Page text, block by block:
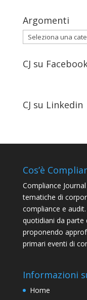
Argomenti
Argomenti
CJ su
CJ su Linkedin
Cos’è
Compliance
tematiche di
compliance e
quotidiani da parte
proponendo
primari eventi di
Informazioni
Home